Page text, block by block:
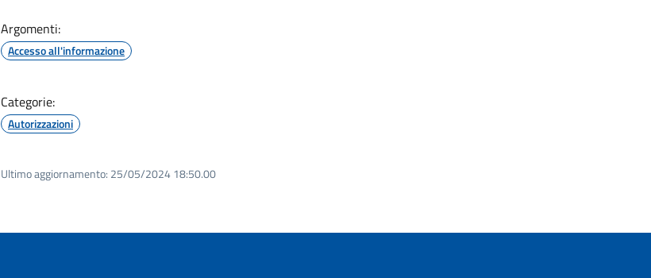
Argomenti:
Accesso all'informazione
Categorie:
Autorizzazioni
Ultimo aggiornamento: 25/05/2024 18:50.00